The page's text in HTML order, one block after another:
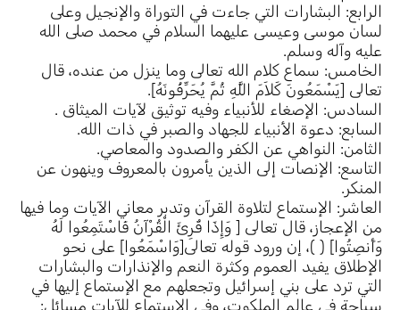
الرابع: البشارات التي جاءت في التوراة والإنجيل وعلى
لسان موسى وعيسى عليهما السلام في محمد صلى الله
عليه وآله وسلم.
الخامس: سماع كلام الله تعالى وما ينزل من عنده، قال
تعالى [يَسْمَعُونَ كَلاَمَ اللَّهِ ثُمَّ يُحَرِّفُونَهُ].
السادس: الإصغاء للأنبياء وفيه توثيق لآيات الميثاق .
السابع: دعوة الأنبياء للجهاد والصبر في ذات الله.
الثامن: النواهي عن الكفر والصدود والمعاصي.
التاسع: الإنصات إلى الذين يأمرون بالمعروف وينهون عن
المنكر.
العاشر: الإستماع لتلاوة القرآن وتدبر معاني الآيات وما فيها
من الإعجاز، قال تعالى [ وَإِذَا قُرِئَ الْقُرْآنُ فَاسْتَمِعُوا لَهُ
وَأَنصِتُوا] ( )، إن ورود قوله تعالى[وَاسْمَعُوا] على نحو
الإطلاق يفيد العموم وكثرة النعم والإنذارات والبشارات
التي ترد على بني إسرائيل وتجعلهم مع الإستماع إليها في
سياحة في عالم الملكوت، وفي الإستماع للآيات مسائل: